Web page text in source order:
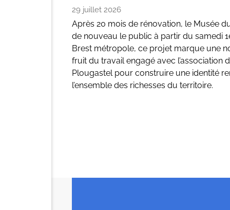
29 juillet 2026
Après 20 mois de rénovation, le Musée
de nouveau le public à partir du samedi
Brest métropole, ce projet marque une
fruit du travail engagé avec l’association
Plougastel pour construire une identité
l’ensemble des richesses du territoire.